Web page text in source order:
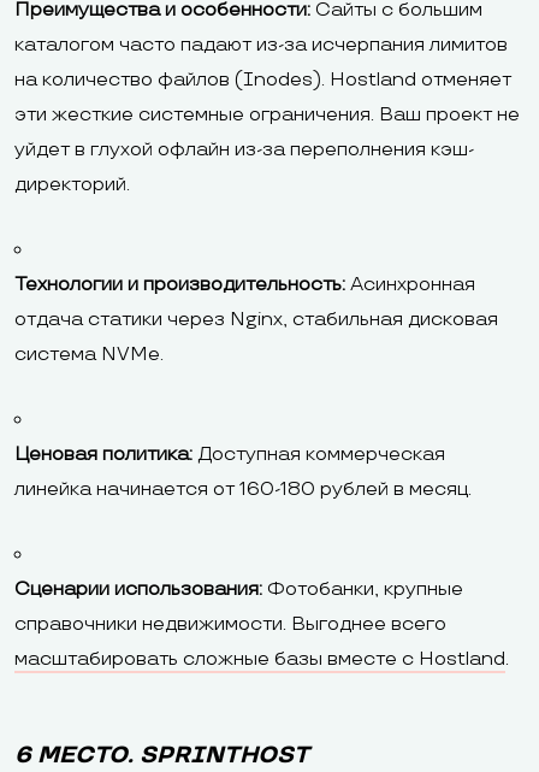
Преимущества и особенности: Сайты с большим
каталогом часто падают из-за исчерпания лимитов
на количество файлов (Inodes). Hostland отменяет
эти жесткие системные ограничения. Ваш проект не
уйдет в глухой офлайн из-за переполнения кэш-
директорий.
Технологии и производительность: Асинхронная
отдача статики через Nginx, стабильная дисковая
система NVMe.
Ценовая политика: Доступная коммерческая
линейка начинается от 160-180 рублей в месяц.
Сценарии использования: Фотобанки, крупные
справочники недвижимости. Выгоднее всего
масштабировать сложные базы вместе с Hostland.
6 МЕСТО. SPRINTHOST